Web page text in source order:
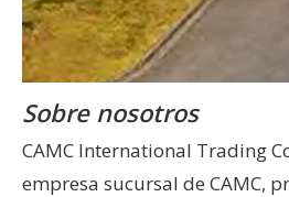
Sobre nosotros
CAMC International Trading
empresa sucursal de CAMC,